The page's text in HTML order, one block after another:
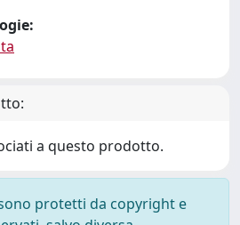
a questo prodotto.
protetti da copyright e